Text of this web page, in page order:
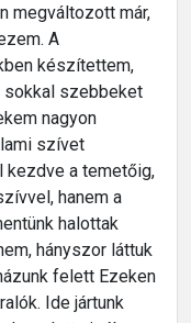
megváltozott már,
A
készítettem,
sokkal szebbeket
nagyon
szívet
kezdve a temetőig,
hanem a
halottak
hányszor láttuk
felett Ezeken
Ide jártunk